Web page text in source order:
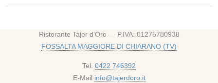
Ristorante Tajer d’Oro — P.IVA: 01275780938
FOSSALTA MAGGIORE DI CHIARANO (TV)
Tel. 0422 746392
E-Mail info@tajerdoro.it